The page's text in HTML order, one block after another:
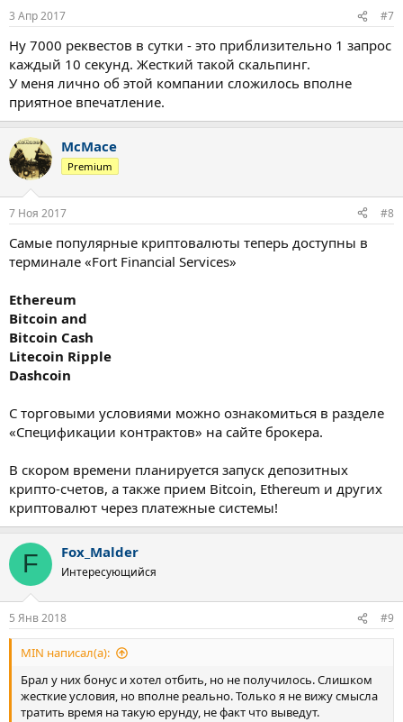
3 Апр 2017 #7
Ну 7000 реквестов в сутки - это приблизительно 1 запрос
каждый 10 секунд. Жесткий такой скальпинг.
У меня лично об этой компании сложилось вполне
приятное впечатление.
McMace
Premium
7 Ноя 2017 #8
Самые популярные криптовалюты теперь доступны в
терминале «Fort Financial Services»
Ethereum
Bitcoin and
Bitcoin Cash
Litecoin Ripple
Dashcoin
С торговыми условиями можно ознакомиться в разделе
«Спецификации контрактов» на сайте брокера.
В скором времени планируется запуск депозитных
крипто-счетов, а также прием Bitcoin, Ethereum и других
криптовалют через платежные системы!
F Fox_Malder
Интересующийся
5 Янв 2018 #9
MIN написал(а):
Брал у них бонус и хотел отбить, но не получилось. Слишком
жесткие условия, но вполне реально. Только я не вижу смысла
тратить время на такую ерунду, не факт что выведут.